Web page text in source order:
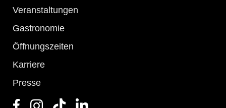
Veranstaltungen
Gastronomie
Öffnungszeiten
Karriere
Presse